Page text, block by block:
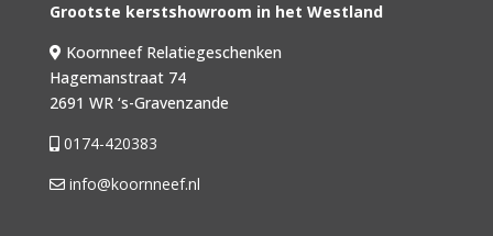
Grootste kerstshowroom in het Westland
Koornneef Relatiegeschenken
Hagemanstraat 74
2691 WR ‘s-Gravenzande
0174-420383
info@koornneef.nl